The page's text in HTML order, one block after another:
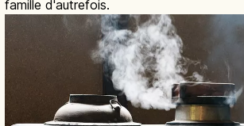
famille d'autrefois.